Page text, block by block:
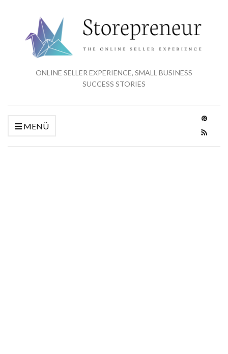
ONLINE SELLER EXPERIENCE, SMALL BUSINESS
SUCCESS STORIES
MENÜ